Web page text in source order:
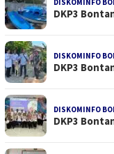
DISKOMINFO
DKP3
DISKOMINFO
DKP3
DISKOMINFO
DKP3